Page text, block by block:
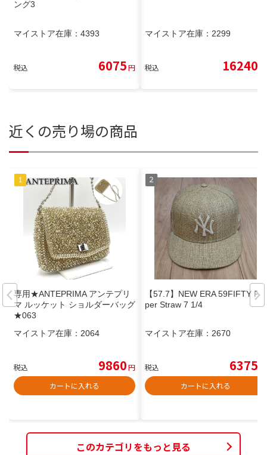
ング3
マイストア在庫： 4393
税込 6075円
マイストア在庫： 2299
税込 16240
近くの売り場の商品
専用★ANTEPRIMA アンテプリ
マ ルッケット ショルダーバッグ
★063
マイストア在庫： 2064
税込 9860円
カートに入れる
【57.7】NEW ERA 59FIFTY Pa
per Straw 7 1/4
マイストア在庫： 2670
税込 6375
カートに入れる
このカテゴリをもっと見る